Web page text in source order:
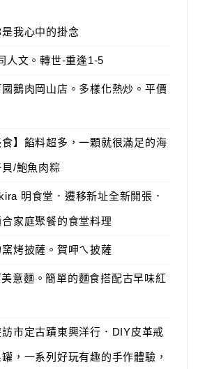
我心中的掛念
人文。轉世-重逢1-5
國鵝肉岡山店。多樣化熱炒。平價
食】餡料超多，一顆就很滿足的海
/鮑魚肉粽
明食堂．遷移新址全新開張．
家庭聚餐的食堂料理
烤披薩。賀呷ㄟ披薩
美意麵。簡單的麵食搭配古早味紅
市定古蹟東興洋行．DIY皮革戒
，一系列好玩有趣的手作體驗，